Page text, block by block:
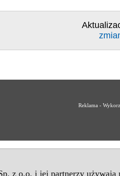
z o.o. i jej partnerzy
Reklama -